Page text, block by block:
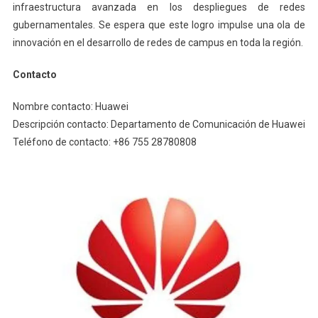
infraestructura avanzada en los despliegues de redes
gubernamentales. Se espera que este logro impulse una ola de
innovación en el desarrollo de redes de campus en toda la región.
Contacto
Nombre contacto: Huawei
Descripción contacto: Departamento de Comunicación de Huawei
Teléfono de contacto: +86 755 28780808